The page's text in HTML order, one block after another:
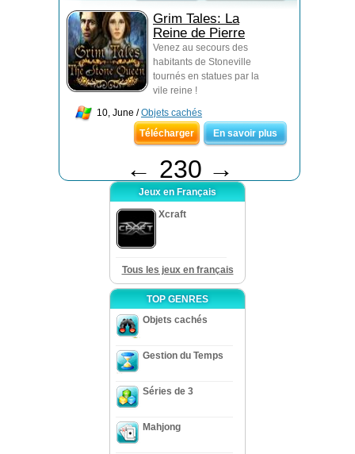
Grim Tales: La
Reine de Pierre
Venez au secours des
habitants de Stoneville
tournés en statues par la
vile reine !
10, June /Objets cachés
Télécharger
En savoir plus
← 230 →
Jeux en Français
Xcraft
Tous les jeux en français
TOP GENRES
Objets cachés
Gestion du Temps
Séries de 3
Mahjong